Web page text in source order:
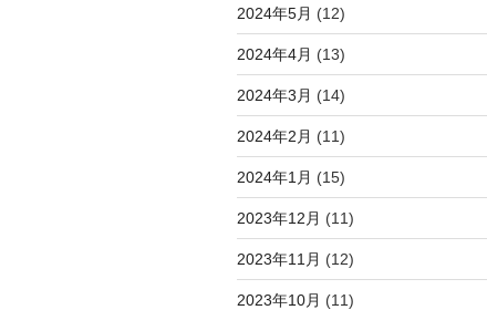
2024年5月 (12)
2024年4月 (13)
2024年3月 (14)
2024年2月 (11)
2024年1月 (15)
2023年12月 (11)
2023年11月 (12)
2023年10月 (11)